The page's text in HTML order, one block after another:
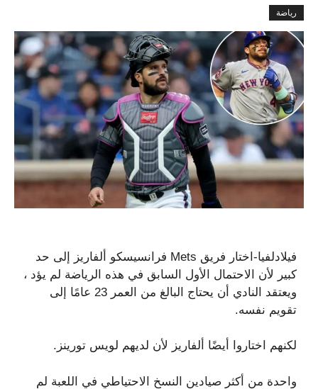
رياضة
فيلادلفيا-اختار فريق Mets فرانسيسكو ألفاريز إلى حد
كبير لأن الاحتمال الأول السابق في هذه الرياضة لم يؤد ،
ويعتقد النادي أن يحتاج البالغ من العمر 23 عامًا إلى
تقويم نفسه.
لكنهم اختاروا أيضًا ألفاريز لأن لديهم لويس تورينز.
واحدة من أكثر صيادين النسخ الاحتياطي في اللعبة لم